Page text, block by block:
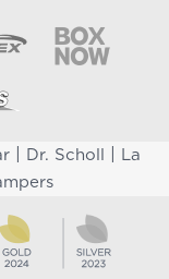
| Dr. Scholl
La